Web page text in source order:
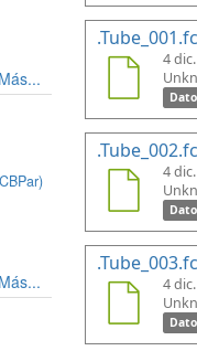
Más...
Más...
4
4
4